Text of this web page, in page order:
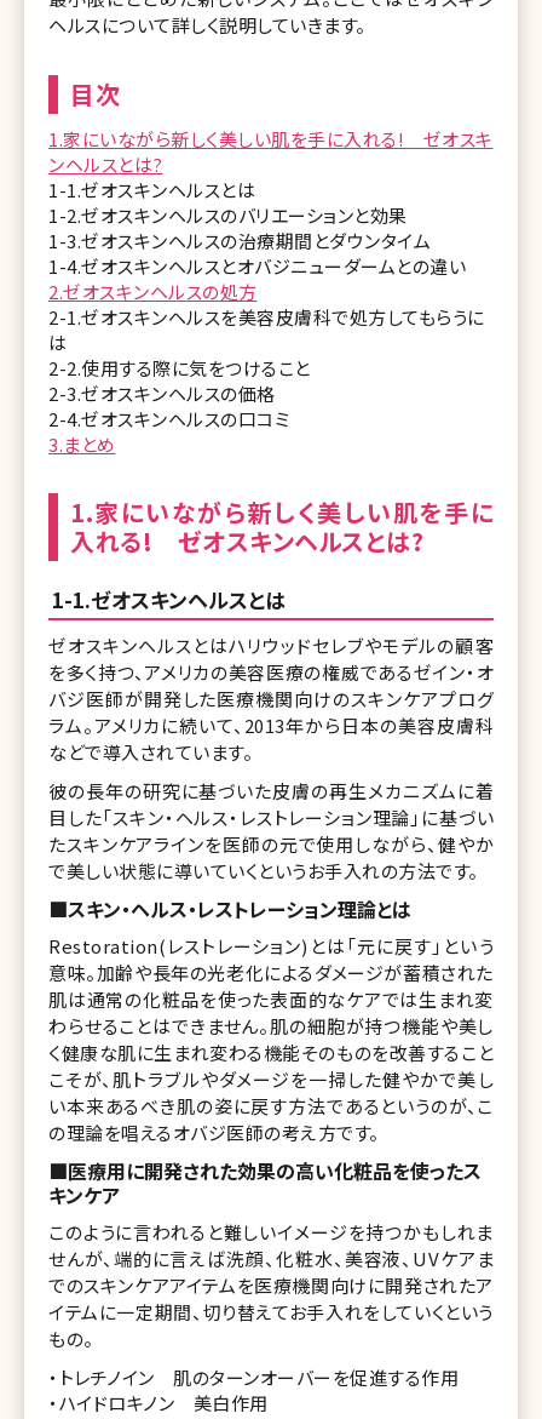
ヘルスについて詳しく説明していきます。
目次
1.家にいながら新しく美しい肌を手に入れる! ゼオスキ
ンヘルスとは?
1-1.ゼオスキンヘルスとは
1-2.ゼオスキンヘルスのバリエーションと効果
1-3.ゼオスキンヘルスの治療期間とダウンタイム
1-4.ゼオスキンヘルスとオバジニューダームとの違い
2.ゼオスキンヘルスの処方
2-1.ゼオスキンヘルスを美容皮膚科で処方してもらうに
は
2-2.使用する際に気をつけること
2-3.ゼオスキンヘルスの価格
2-4.ゼオスキンヘルスの口コミ
3.まとめ
1.家にいながら新しく美しい肌を手に
入れる! ゼオスキンヘルスとは?
1-1.ゼオスキンヘルスとは
ゼオスキンヘルスとはハリウッドセレブやモデルの顧客
を多く持つ、アメリカの美容医療の権威であるゼイン・オ
バジ医師が開発した医療機関向けのスキンケアプログ
ラム。アメリカに続いて、2013年から日本の美容皮膚科
などで導入されています。
彼の長年の研究に基づいた皮膚の再生メカニズムに着
目した「スキン・ヘルス・レストレーション理論」に基づい
たスキンケアラインを医師の元で使用しながら、健やか
で美しい状態に導いていくというお手入れの方法です。
■スキン・ヘルス・レストレーション理論とは
Restoration(レストレーション)とは「元に戻す」という
意味。加齢や長年の光老化によるダメージが蓄積された
肌は通常の化粧品を使った表面的なケアでは生まれ変
わらせることはできません。肌の細胞が持つ機能や美し
く健康な肌に生まれ変わる機能そのものを改善すること
こそが、肌トラブルやダメージを一掃した健やかで美し
い本来あるべき肌の姿に戻す方法であるというのが、こ
の理論を唱えるオバジ医師の考え方です。
■医療用に開発された効果の高い化粧品を使ったス
キンケア
このように言われると難しいイメージを持つかもしれま
せんが、端的に言えば洗顔、化粧水、美容液、UVケアま
でのスキンケアアイテムを医療機関向けに開発されたア
イテムに一定期間、切り替えてお手入れをしていくという
もの。
・トレチノイン 肌のターンオーバーを促進する作用
・ハイドロキノン 美白作用